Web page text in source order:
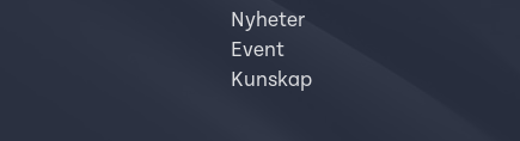
Nyheter
Event
Kunskap